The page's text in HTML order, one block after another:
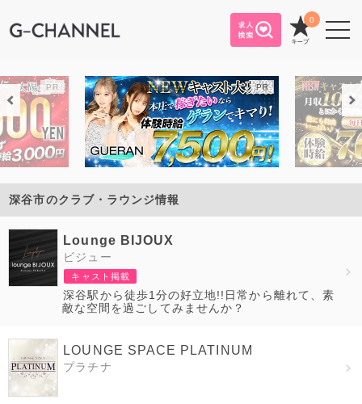
0
深谷市のクラブ・ラウンジ情報
Lounge BIJOUX
ビジュー
キャスト掲載
深谷駅から徒歩1分の好立地!!日常から離れて、素
敵な空間を過ごしてみませんか？
LOUNGE SPACE PLATINUM
プラチナ